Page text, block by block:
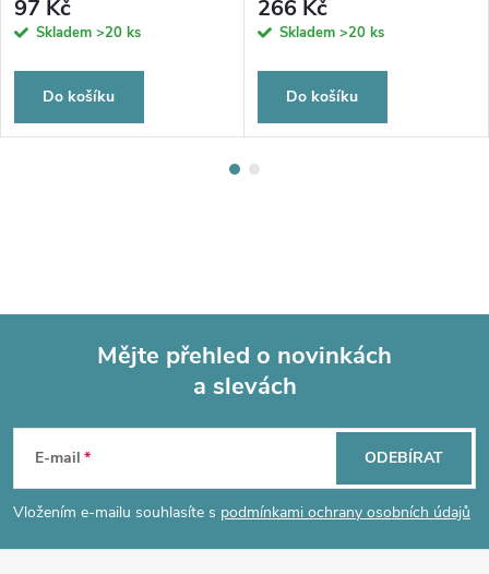
97 Kč
Skladem >20 ks
Do košíku
266 Kč
Skladem >20 ks
Do košíku
p
Mějte přehled o novinkách
a slevách
E-mail
Vložením e-mailu souhlasíte s podmínkami ochrany osobních údajů
ODEBÍRAT